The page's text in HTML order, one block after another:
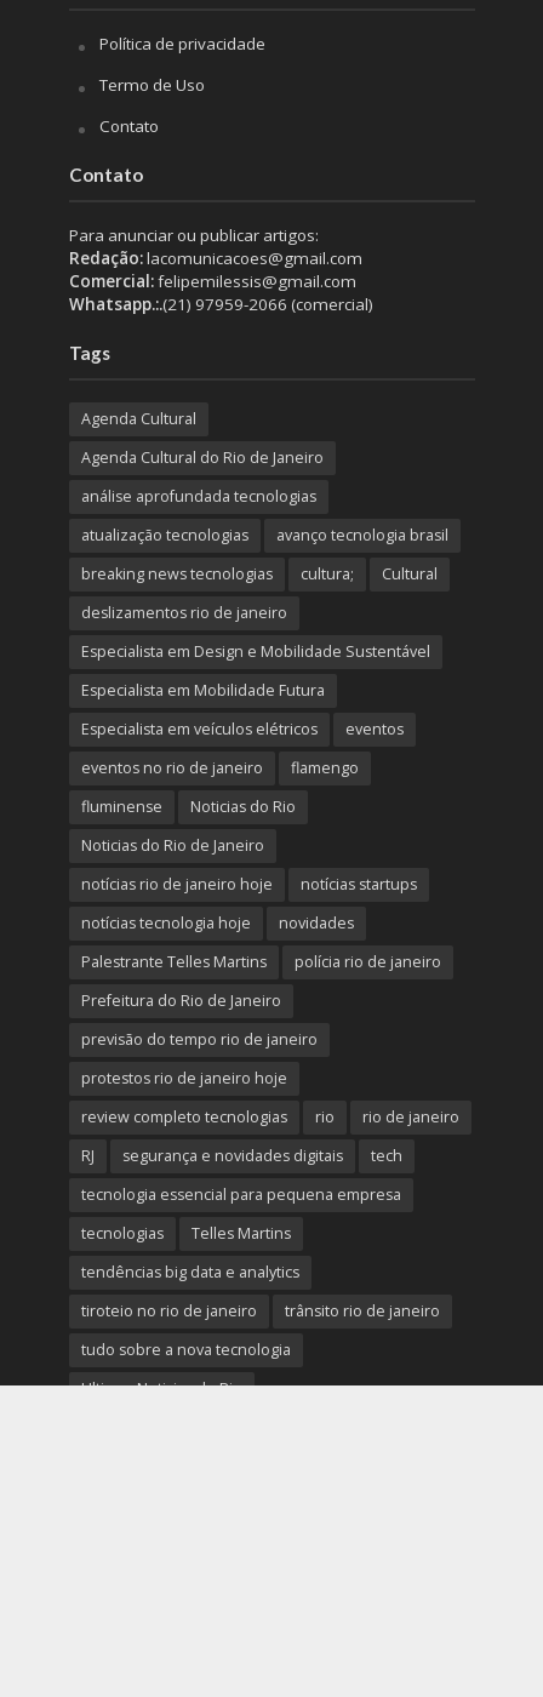
Política de privacidade
Termo de Uso
Contato
Contato
Para anunciar ou publicar artigos:
Redação:lacomunicacoes@gmail.com
Comercial:felipemilessis@gmail.com
Whatsapp.:.(21) 97959-2066 (comercial)
Tags
Agenda Cultural
Agenda Cultural do Rio de Janeiro
análise aprofundada tecnologias
atualização tecnologias
avanço tecnologia brasil
breaking news tecnologias
cultura;
Cultural
deslizamentos rio de janeiro
Especialista em Design e Mobilidade Sustentável
Especialista em Mobilidade Futura
Especialista em veículos elétricos
eventos
eventos no rio de janeiro
flamengo
fluminense
Noticias do Rio
Noticias do Rio de Janeiro
notícias rio de janeiro hoje
notícias startups
notícias tecnologia hoje
novidades
Palestrante Telles Martins
polícia rio de janeiro
Prefeitura do Rio de Janeiro
previsão do tempo rio de janeiro
protestos rio de janeiro hoje
review completo tecnologias
rio
rio de janeiro
RJ
segurança e novidades digitais
tech
tecnologia essencial para pequena empresa
tecnologias
Telles Martins
tendências big data e analytics
tiroteio no rio de janeiro
trânsito rio de janeiro
tudo sobre a nova tecnologia
Ultimas Noticias do Rio